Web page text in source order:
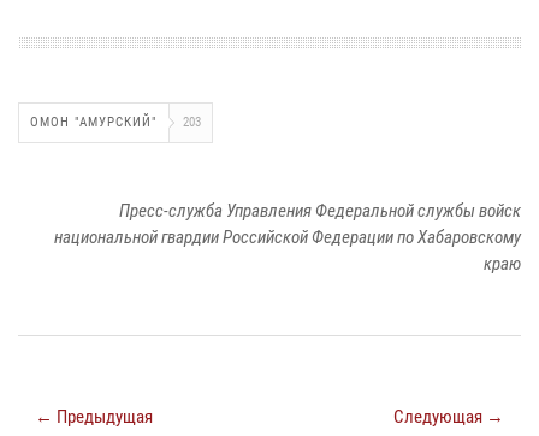
ОМОН "АМУРСКИЙ" 203
Пресс-служба Управления Федеральной службы войск
национальной гвардии Российской Федерации по Хабаровскому
краю
← Предыдущая Следующая →